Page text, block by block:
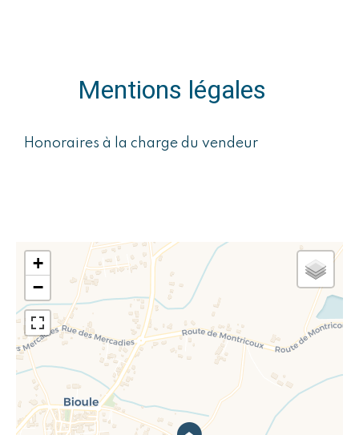
Mentions légales
Honoraires à la charge du vendeur
+
−